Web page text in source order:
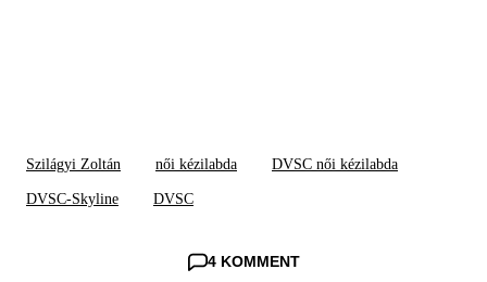
Szilágyi Zoltán női kézilabda DVSC női kézilabda
DVSC-Skyline DVSC
4 KOMMENT